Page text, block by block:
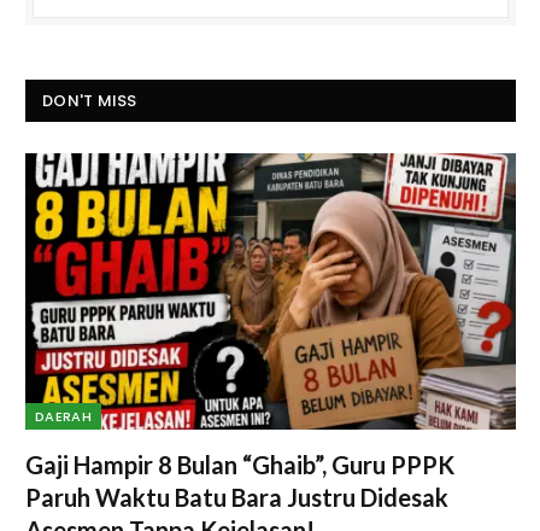
DON'T MISS
DAERAH
Gaji Hampir 8 Bulan “Ghaib”, Guru PPPK
Paruh Waktu Batu Bara Justru Didesak